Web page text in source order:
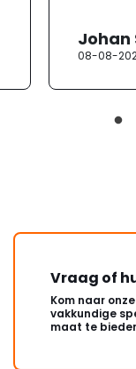
Johan
08-08-
Vraag of
Kom naar
vakkundige
maat te